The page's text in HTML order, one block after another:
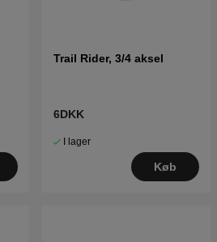
Trail Rider, 3/4 aksel
6DKK
I lager
Køb